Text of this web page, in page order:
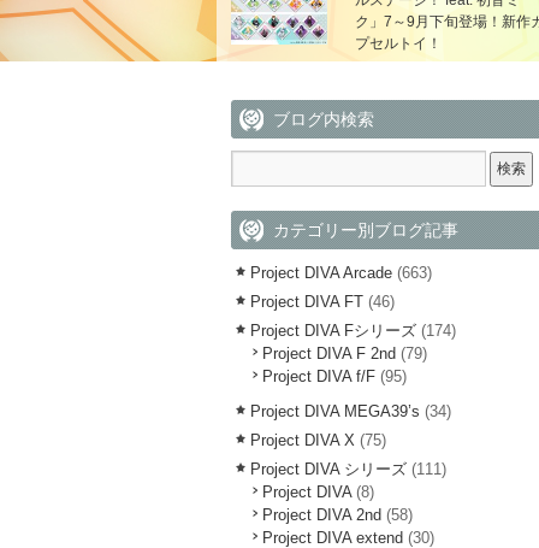
ク」7～9月下旬登場！新作
プセルトイ！
ブログ内検索
カテゴリー別ブログ記事
Project DIVA Arcade (663)
Project DIVA FT (46)
Project DIVA Fシリーズ (174)
Project DIVA F 2nd (79)
Project DIVA f/F (95)
Project DIVA MEGA39’s (34)
Project DIVA X (75)
Project DIVA シリーズ (111)
Project DIVA(8)
Project DIVA 2nd (58)
Project DIVA extend (30)